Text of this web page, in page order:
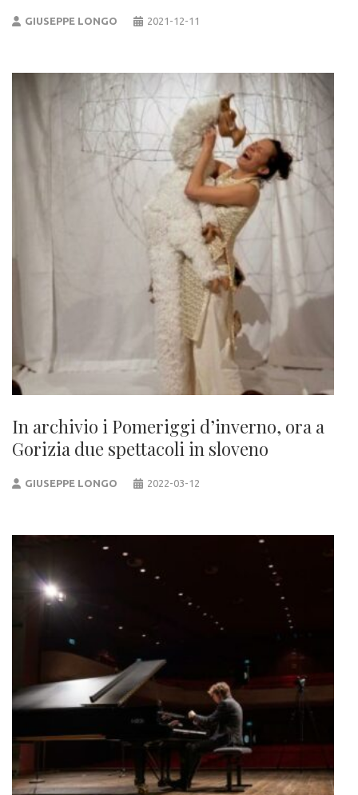
GIUSEPPE LONGO 2021-12-11
In archivio i Pomeriggi d’inverno, ora a
Gorizia due spettacoli in sloveno
GIUSEPPE LONGO 2022-03-12